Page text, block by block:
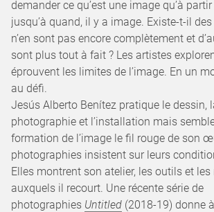
demander ce qu’est une image qu’à
jusqu’à quand, il y a image. Existe-t-il
n’en sont pas encore complètement et
sont plus tout à fait ? Les artistes
éprouvent les limites de l’image. En un
au défi.
Jesús Alberto Benítez pratique le dessin,
photographie et l’installation mais
formation de l’image le fil rouge de son
photographies insistent sur leurs
Elles montrent son atelier, les outils et
auxquels il recourt. Une récente série de
photographies Untitled (2018-19) donne